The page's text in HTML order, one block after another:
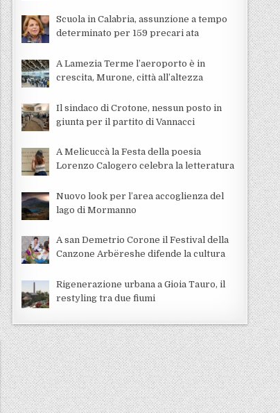
Scuola in Calabria, assunzione a tempo
determinato per 159 precari ata
A Lamezia Terme l’aeroporto è in
crescita, Murone, città all’altezza
Il sindaco di Crotone, nessun posto in
giunta per il partito di Vannacci
A Melicuccà la Festa della poesia
Lorenzo Calogero celebra la letteratura
Nuovo look per l’area accoglienza del
lago di Mormanno
A san Demetrio Corone il Festival della
Canzone Arbëreshe difende la cultura
Rigenerazione urbana a Gioia Tauro, il
restyling tra due fiumi